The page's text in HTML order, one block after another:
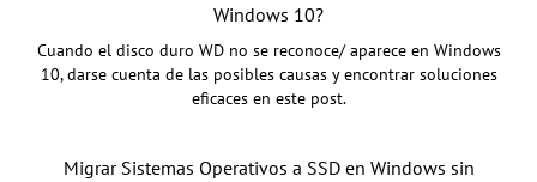
Windows 10?
Cuando el disco duro WD no se reconoce/ aparece en Windows
10, darse cuenta de las posibles causas y encontrar soluciones
eficaces en este post.
Migrar Sistemas Operativos a SSD en Windows sin